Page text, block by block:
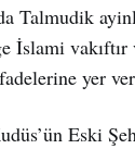
Talmudik
vakıftır
yer
Eski